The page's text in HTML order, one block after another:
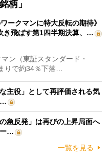
柄」
ークマンに特大反転の期待》
き飛ばす第1四半期決算、…
ン（東証スタンダード・
りで約34％下落…
主役」として再評価される気
急反発」は再びの上昇局面へ
…
一覧を見る